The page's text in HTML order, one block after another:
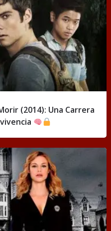
(2014): Una Carrera